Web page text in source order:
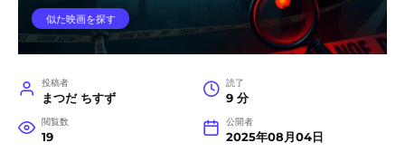
似た映画を探す
投稿者
まつだ ちすず
読了
9 分
閲覧数
19
公開者
2025年08月04日